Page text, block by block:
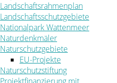
Landschaftsrahmenplan
Landschaftsschutzgebiete
Nationalpark Wattenmeer
Naturdenkmäler
Naturschutzgebiete
EU-Projekte
Naturschutzstiftung